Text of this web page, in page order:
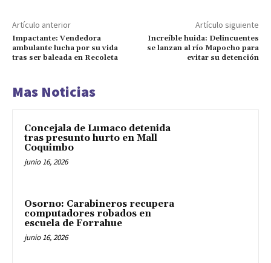
Artículo anterior
Impactante: Vendedora
ambulante lucha por su vida
tras ser baleada en Recoleta
Artículo siguiente
Increíble huida: Delincuentes
se lanzan al río Mapocho para
evitar su detención
Mas Noticias
Concejala de Lumaco detenida
tras presunto hurto en Mall
Coquimbo
junio 16, 2026
Osorno: Carabineros recupera
computadores robados en
escuela de Forrahue
junio 16, 2026